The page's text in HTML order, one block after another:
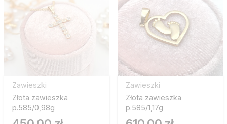
Zawieszki
Złota zawieszka
p.585/0,98g
Zawieszki
Złota zawieszka
p.585/1,17g